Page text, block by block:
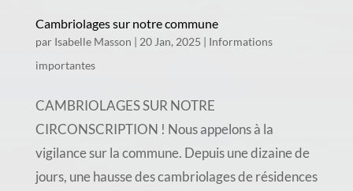
Cambriolages sur notre commune
par Isabelle Masson 20 Jan, 2025
Informations
importantes
CAMBRIOLAGES SUR NOTRE
CIRCONSCRIPTION ! Nous appelons à la
vigilance sur la commune. Depuis une dizaine de
jours, une hausse des cambriolages de résidences